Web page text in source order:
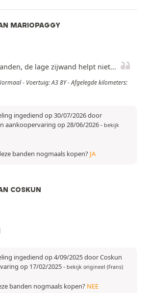
MARIOPAGGY
de lage zijwand helpt niet...
- Voertuig: A3 8Y - Afgelegde kilometers:
ingediend op 30/07/2026 door
aankoopervaring op 28/06/2026- bekijk
banden nogmaals kopen? JA
COSKUN
ingediend op 4/09/2025 door Coskun
op 17/02/2025- bekijk origineel (Frans)
banden nogmaals kopen? NEE